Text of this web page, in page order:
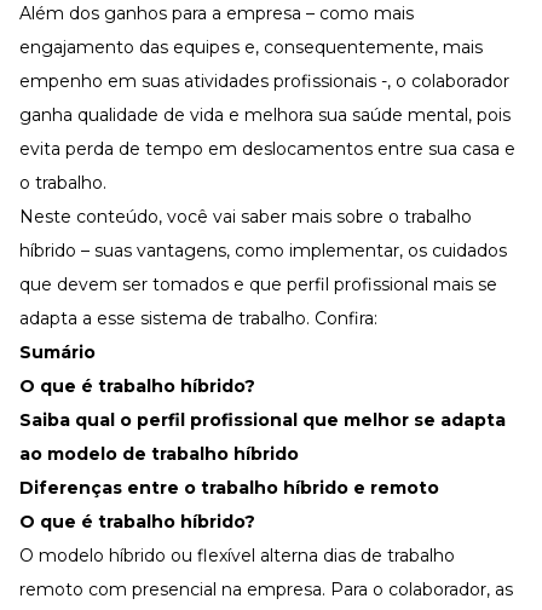
Ferramentas e Templates
Para agilizar o seu trabalho
Infográfico
Materiais centralizados
Lives
Newsletters
Além dos ganhos para a empresa – como mais
engajamento das equipes e, consequentemente, mais
empenho em suas atividades profissionais -, o colaborador
ganha qualidade de vida e melhora sua saúde mental, pois
evita perda de tempo em deslocamentos entre sua casa e
o trabalho.
Neste conteúdo, você vai saber mais sobre o trabalho
híbrido – suas vantagens, como implementar, os cuidados
que devem ser tomados e que perfil profissional mais se
adapta a esse sistema de trabalho. Confira:
Sumário
O que é trabalho híbrido?
Saiba qual o perfil profissional que melhor se adapta
ao modelo de trabalho híbrido
Diferenças entre o trabalho híbrido e remoto
O que é trabalho híbrido?
O modelo híbrido ou flexível alterna dias de trabalho
remoto com presencial na empresa. Para o colaborador, as